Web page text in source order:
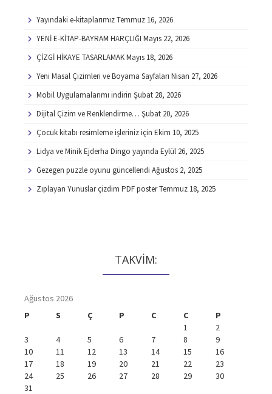
Yayındaki e-kitaplarımızTemmuz 16, 2026
YENİ E-KİTAP-BAYRAM HARÇLIĞI Mayıs 22, 2026
ÇİZGİ HİKAYE TASARLAMAKMayıs 18, 2026
Yeni Masal Çizimleri ve Boyama Sayfaları Nisan 27, 2026
Mobil Uygulamalarımı indirin Şubat 28, 2026
Dijital Çizim ve Renklendirme… Şubat 20, 2026
Çocuk kitabı resimleme işleriniz için Ekim 10, 2025
Lidya ve Minik Ejderha Dingo yayında Eylül 26, 2025
Gezegen puzzle oyunu güncellendi Ağustos 2, 2025
Zıplayan Yunuslar çizdim PDF posterTemmuz 18, 2025
TAKVİM:
Ağustos 2026
P
S Ç P C C
P
1
2
3
4 5 6 7 8
9
10
11 12 13 14 15
16
17
18 19 20 21 22
23
24
25 26 27 28 29
30
31